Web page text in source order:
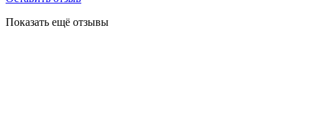
Показать ещё отзывы